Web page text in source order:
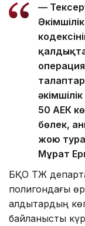
—
50 АЕК
бөлек,
жою
Мұрат
БҚО ТЖ
полигондағы
қалдықтардың
байланысты